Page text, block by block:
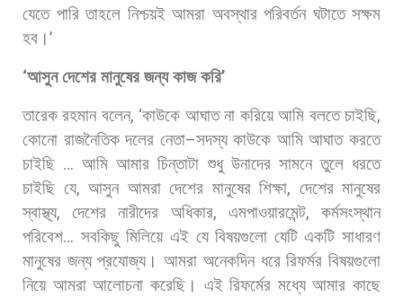
যেতে পারি তাহলে নিশ্চয়ই আমরা অবস্থার পরিবর্তন ঘটাতে সক্ষম
হব।’
‘আসুন দেশের মানুষের জন্য কাজ করি’
তারেক রহমান বলেন, ‘কাউকে আঘাত না করিয়ে আমি বলতে চাইছি,
কোনো রাজনৈতিক দলের নেতা–সদস্য কাউকে আমি আঘাত করতে
চাইছি …আমি আমার চিন্তাটা শুধু উনাদের সামনে তুলে ধরতে
চাইছি যে, আসুন আমরা দেশের মানুষের শিক্ষা, দেশের মানুষের
স্বাস্থ্য,দেশের নারীদের অধিকার, এমপাওয়ারমেন্ট,কর্মসংস্থান
পরিবেশ… সবকিছু মিলিয়ে এই যে বিষয়গুলো যেটি একটি সাধারণ
মানুষের জন্য প্রযোজ্য। আমরা অনেকদিন ধরে রিফর্মর বিষয়গুলো
নিয়ে আমরা আলোচনা করেছি। এই রিফর্মের মধ্যে আমার কাছে